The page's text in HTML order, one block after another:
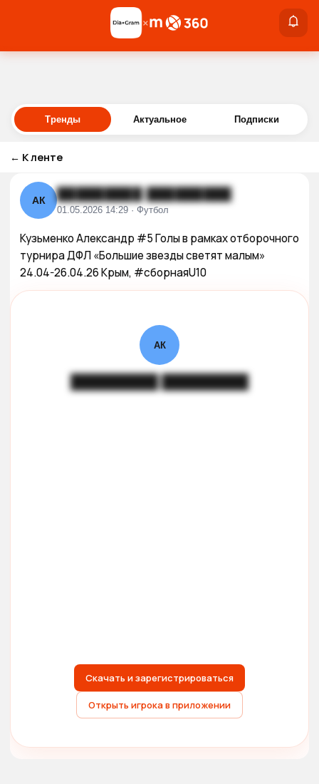
Войти
×
Тренды Актуальное Подписки
← К ленте
АК █████████ █████████
01.05.2026 14:29 · Футбол
Кузьменко Александр #5 Голы в рамках отборочного
турнира ДФЛ «Большие звезды светят малым»
24.04-26.04.26 Крым, #сборнаяU10
АК
█████████ █████████
Скачать и зарегистрироваться
Открыть игрока в приложении